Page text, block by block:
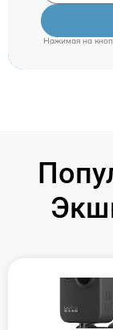
Нажимая на